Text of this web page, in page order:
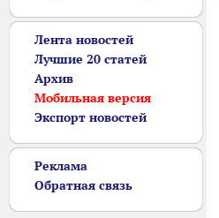
Лента новостей
Лучшие 20 статей
Архив
Мобильная версия
Экспорт новостей
Реклама
Обратная связь